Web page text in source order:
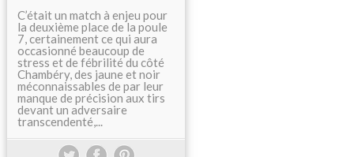
C’était un match à enjeu pour
la deuxième place de la poule
7, certainement ce qui aura
occasionné beaucoup de
stress et de fébrilité du côté
Chambéry, des jaune et noir
méconnaissables de par leur
manque de précision aux tirs
devant un adversaire
transcendenté,...